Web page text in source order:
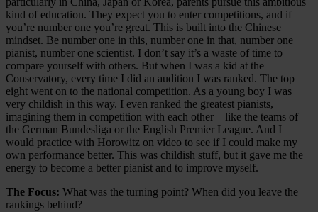
kind of education. They expect you to enter competitions, and if
you’re number one you’re great. This is built into the Chinese
mindset. Be number one in this, number one in that, number one
pianist, number one scientist. I don’t say it’s a waste of time to
compare yourself with others. But when I was a kid at the
Conservatory, every time I did an audition I was ranked. The top
eight went on to the national competition. As a young boy I was
very childish in this way. I even ranked the greatest pianists,
imagining them in competition with each other – like the teams of
the German Bundesliga or the English Premier League. And I
would practice with Horowitz on video to see if I could make my
own performance better. This was childish stuff, but it gave me the
energy to become a better pianist and to improve myself.
The Focus: What was the turning point? When did you leave the
rankings behind?